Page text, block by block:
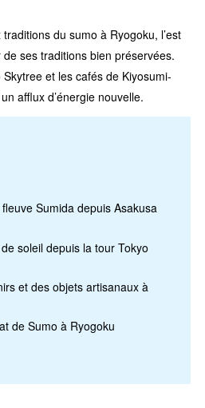
du sumo à Ryogoku, l’est
ses traditions bien préservées.
et les cafés de Kiyosumi-
afflux d’énergie nouvelle.
Sumida depuis Asakusa
soleil depuis la tour Tokyo
et des objets artisanaux à
de Sumo à Ryogoku